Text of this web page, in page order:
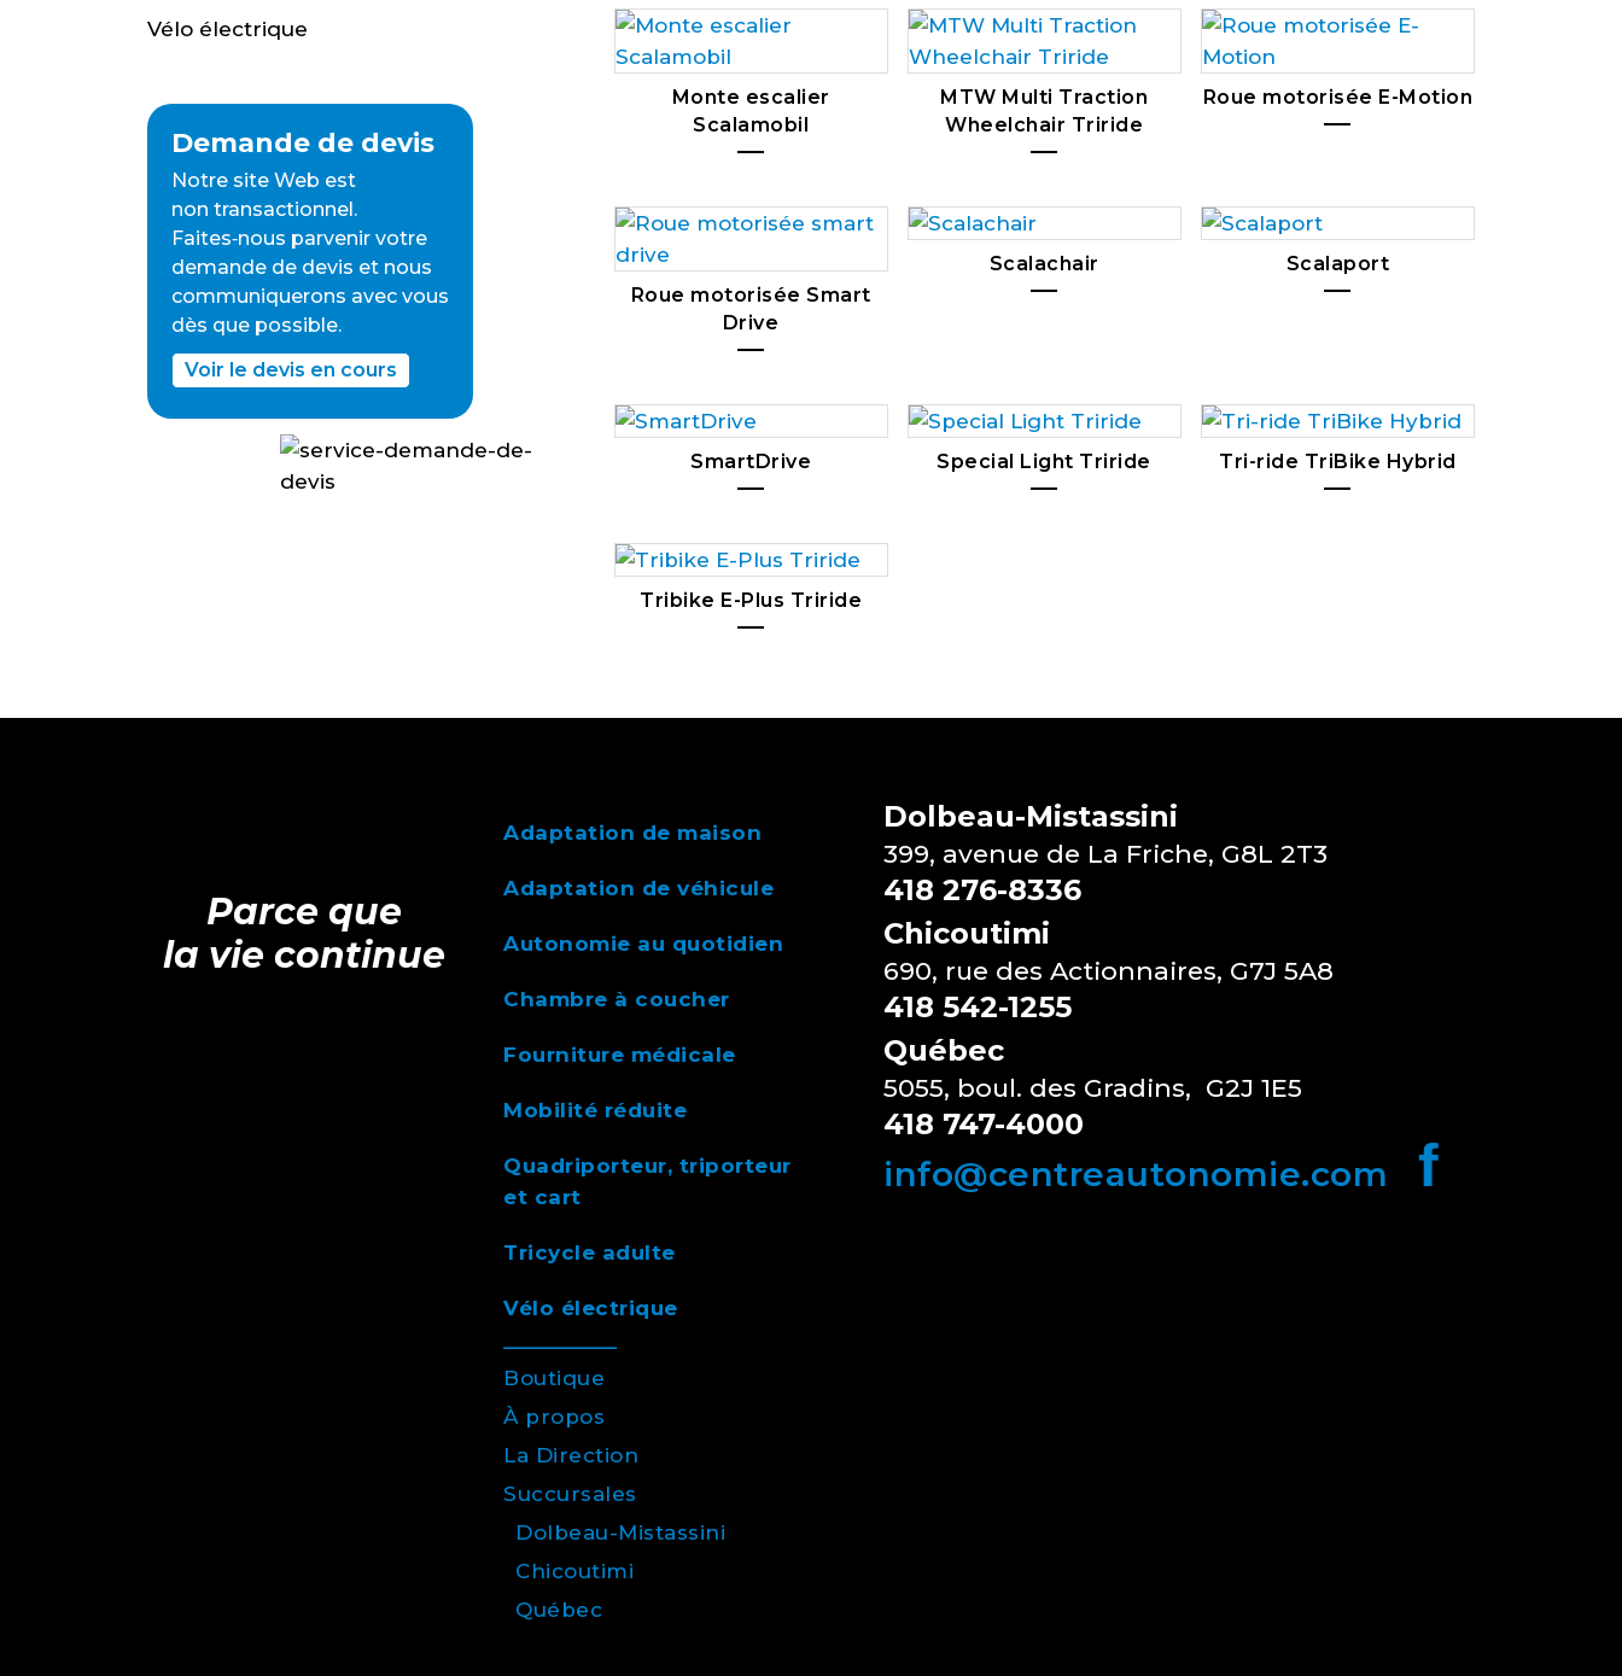
Vélo électrique
Demande de devis
Notre site Web est
non transactionnel.
Faites‑nous parvenir votre
demande de devis et nous
communiquerons avec vous
dès que possible.
Voir le devis en cours
Monte escalier
Scalamobil
MTW Multi Traction
Wheelchair Triride
Roue motorisée E-Motion
Roue motorisée Smart
Drive
Scalachair Scalaport
SmartDrive Special Light Triride Tri-ride TriBike Hybrid
Tribike E-Plus Triride
Parce que
la vie continue
Adaptation de maison
Adaptation de véhicule
Autonomie au quotidien
Chambre à coucher
Fourniture médicale
Mobilité réduite
Quadriporteur, triporteur
et cart
Tricycle adulte
Vélo électrique
Boutique
À propos
La Direction
Succursales
Dolbeau-Mistassini
Chicoutimi
Québec
Dolbeau-Mistassini
399, avenue de La Friche, G8L 2T3
418 276-8336
Chicoutimi
690, rue des Actionnaires, G7J 5A8
418 542-1255
Québec
5055, boul. des Gradins, G2J 1E5
418 747-4000
info@centreautonomie.com f